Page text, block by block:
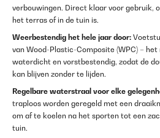
verbouwingen. Direct klaar voor gebruik,
het terras of in de tuin is.
Weerbestendig het hele jaar door:
van Wood-Plastic-Composite (WPC) –
waterdicht en vorstbestendig, zodat de
kan blijven zonder te lijden.
Regelbare waterstraal voor elke
traploos worden geregeld met een
om af te koelen na het sporten tot een
tuin.